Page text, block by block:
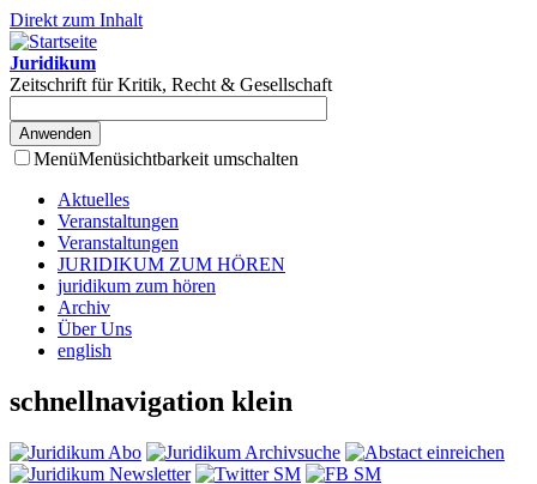
Direkt zum Inhalt
Juridikum
Zeitschrift für Kritik, Recht & Gesellschaft
MenüMenüsichtbarkeit umschalten
Aktuelles
Veranstaltungen
Veranstaltungen
JURIDIKUM ZUM HÖREN
juridikum zum hören
Archiv
Über Uns
english
schnellnavigation klein